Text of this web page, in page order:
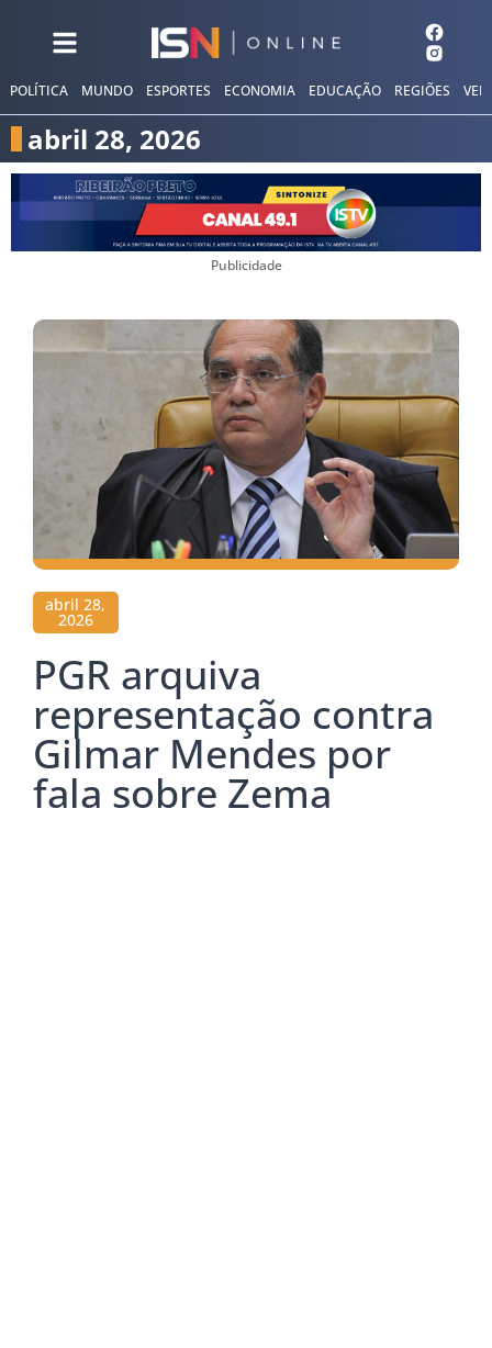
POLÍTICA MUNDO ESPORTES ECONOMIA EDUCAÇÃO REGIÕES
abril 28, 2026
Publicidade
abril 28,
2026
PGR arquiva
representação contra
Gilmar Mendes por
fala sobre Zema